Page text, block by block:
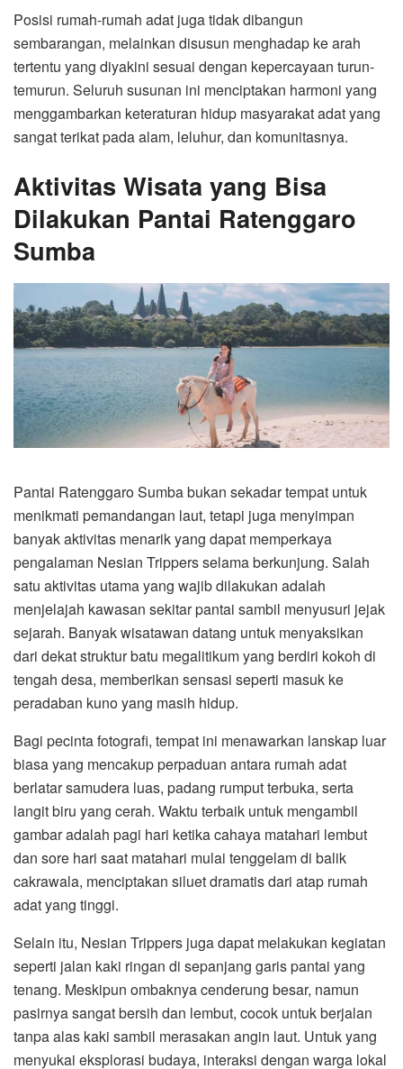
Posisi rumah-rumah adat juga tidak dibangun
sembarangan, melainkan disusun menghadap ke arah
tertentu yang diyakini sesuai dengan kepercayaan turun-
temurun. Seluruh susunan ini menciptakan harmoni yang
menggambarkan keteraturan hidup masyarakat adat yang
sangat terikat pada alam, leluhur, dan komunitasnya.
Aktivitas Wisata yang Bisa
Dilakukan Pantai Ratenggaro
Sumba
Pantai Ratenggaro Sumba bukan sekadar tempat untuk
menikmati pemandangan laut, tetapi juga menyimpan
banyak aktivitas menarik yang dapat memperkaya
pengalaman Nesian Trippers selama berkunjung. Salah
satu aktivitas utama yang wajib dilakukan adalah
menjelajah kawasan sekitar pantai sambil menyusuri jejak
sejarah. Banyak wisatawan datang untuk menyaksikan
dari dekat struktur batu megalitikum yang berdiri kokoh di
tengah desa, memberikan sensasi seperti masuk ke
peradaban kuno yang masih hidup.
Bagi pecinta fotografi, tempat ini menawarkan lanskap luar
biasa yang mencakup perpaduan antara rumah adat
berlatar samudera luas, padang rumput terbuka, serta
langit biru yang cerah. Waktu terbaik untuk mengambil
gambar adalah pagi hari ketika cahaya matahari lembut
dan sore hari saat matahari mulai tenggelam di balik
cakrawala, menciptakan siluet dramatis dari atap rumah
adat yang tinggi.
Selain itu, Nesian Trippers juga dapat melakukan kegiatan
seperti jalan kaki ringan di sepanjang garis pantai yang
tenang. Meskipun ombaknya cenderung besar, namun
pasirnya sangat bersih dan lembut, cocok untuk berjalan
tanpa alas kaki sambil merasakan angin laut. Untuk yang
menyukai eksplorasi budaya, interaksi dengan warga lokal